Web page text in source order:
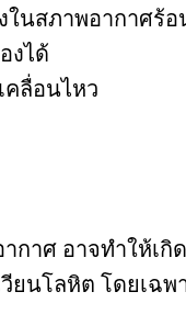
นสภาพอากาศร้อ
งได้
คลื่อนไหว
าศ อาจทำให้เกิ
ยนโลหิต โดยเฉ